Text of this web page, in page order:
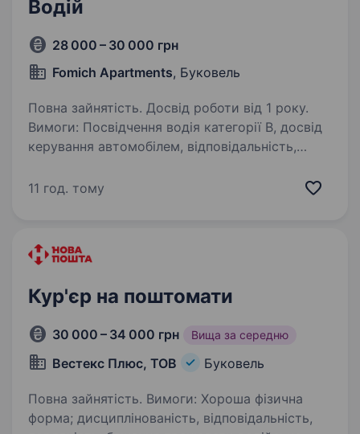
Водій
28 000 – 30 000 грн
Fomich Apartments, Буковель
Повна зайнятість. Досвід роботи від 1 року.
Вимоги: Посвідчення водія категорії В, досвід
керування автомобілем, відповідальність,
Стабільна заробітна плата, погоджений графік
11 год. тому
Кур'єр на поштомати
30 000 – 34 000 грн Вища за середню
Вестекс Плюс, ТОВ Буковель
Повна зайнятість. Вимоги: Хороша фізична
форма; дисциплінованість, відповідальність,